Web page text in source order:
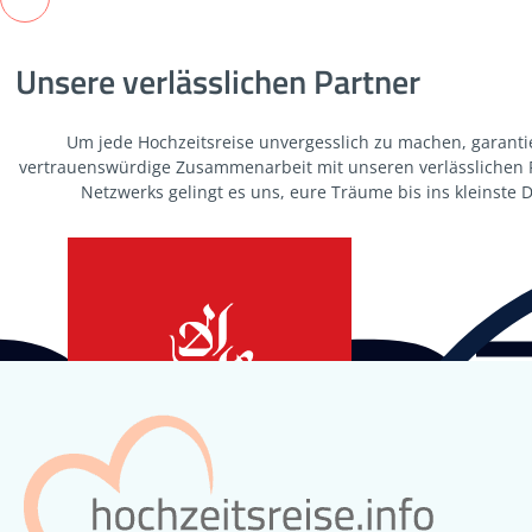
Unsere verlässlichen Partner
Um jede Hochzeitsreise unvergesslich zu machen,
vertrauenswürdige Zusammenarbeit mit unseren
Netzwerks gelingt es uns, eure Träume bis ins kleinste